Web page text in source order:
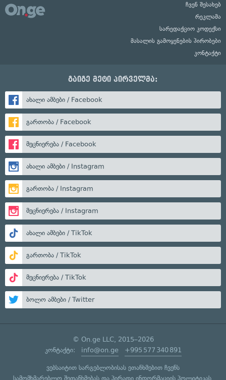
ჩვენ შესახებ
რეკლამა
სარედაქციო კოდექსი
მასალის გამოყენების პირობები
კონტაქტი
გაიგე მეტი პირველმა:
ახალი ამბები / Facebook
გართობა / Facebook
მეცნიერება / Facebook
ახალი ამბები / Instagram
გართობა / Instagram
მეცნიერება / Instagram
ახალი ამბები / TikTok
გართობა / TikTok
მეცნიერება / TikTok
ბოლო ამბები / Twitter
© On.ge LLC, 2015–2026
კონტაქტი: info@on.ge +995 577 340 891
ვებსაიტით სარგებლობისას ეთანხმებით ჩვენს
სამომხმარებლო შეთანხმებასდა პირადი ინფორმაციის პოლიტიკას.